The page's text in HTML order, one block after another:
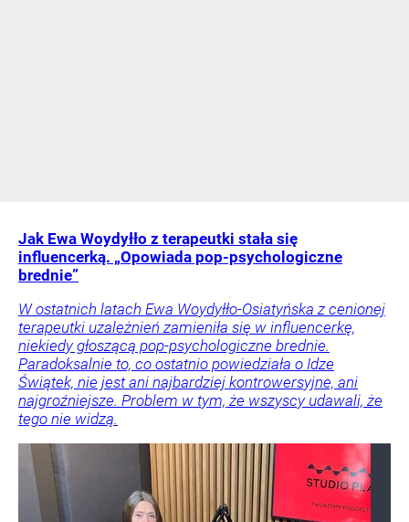
Jak Ewa Woydyłło z terapeutki stała się
influencerką. „Opowiada pop-psychologiczne
brednie”
W ostatnich latach Ewa Woydyłło-Osiatyńska z cenionej
terapeutki uzależnień zamieniła się w influencerkę,
niekiedy głoszącą pop-psychologiczne brednie.
Paradoksalnie to, co ostatnio powiedziała o Idze
Świątek, nie jest ani najbardziej kontrowersyjne, ani
najgroźniejsze. Problem w tym, że wszyscy udawali, że
tego nie widzą.